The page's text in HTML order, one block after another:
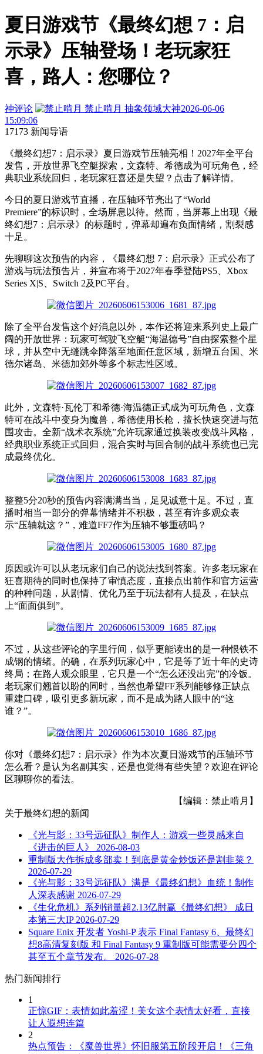
夏日游戏节《最终幻想 7：启
示录》压轴登场！老玩家狂
喜，路人：您哪位？
神评论 禁止啃月 抽象领域大神2026-06-06
15:09:06
17173 新闻导语
《最终幻想7：启示录》夏日游戏节压轴亮相！2027年全平台
发售，开放世界飞空艇探索，文森特、希德成为可玩角色，经
典职业系统回归，老玩家狂喜还是失望？点击了解详情。
今日的夏日游戏节直播，在压轴环节亮出了“World
Premiere”的标识时，全场屏息 以待。然而，当屏幕上出现《最
终幻想7：启示录》的标题时，弹幕却遍布负面情绪，割裂感
十足。
先聊聊这次预告的内容，《最终幻想 7：启示录》正式公布了
游戏与玩法预告片，并宣布将于2027年春季登陆PS5、Xbox
Series X|S、Switch 2及PC平台。
除了全平台发售这个好消息以外，本作还将迎来系列史上最广
阔的开放世界：玩家可驾驶飞空艇“海温德号”自由探索整个星
球，并从空中无缝跳伞降落至地面任意区域，新增五台国、米
德尔诸岛、米德加郊外等多个标志性区域。
此外，文森特·瓦伦丁和希德·海温德正式成为可玩角色，文森
特可在战斗中变身为魔兽，希德使用长枪，擅长快速突进与范
围攻击。全新“战术衣系统”允许玩家通过换装改变战斗风格，
经典职业系统正式回归，混合实时与回合制的战斗系统也已完
成最终优化。
整整5分20秒的预告内容满满当当，足见诚意十足。不过，直
播时相当一部分的弹幕情绪并不积极，甚至有许多观众表
示“压轴就这？”，难道FF7作为压轴不够重磅吗？
原因或许可以从老玩家们自己的说法找到答案。许多老玩家在
狂喜期待的同时也保持了审慎态度，直接点出前作和官方运营
的种种问题，从剧情、优化乃至于玩法都有人提及，在缺点
上“面面俱到”。
不过，从这些评论的字里行间，似乎更能读出的是一种恨铁不
成钢的情绪。的确，在系列玩家心中，它是等了近十年的史诗
终局；在路人观众眼里，它只是一个“怎么还没出完”的冷饭。
老玩家们翘首以盼的同时，当然也希望FF系列能够修正缺点
重建口碑，吸引更多新玩家，而不是成为路人眼中的“这
谁？”。
你对《最终幻想7：启示录》作为本次夏日游戏节的压轴环节
怎么看？是认为名副其实，还是也觉得有些失望？欢迎在评论
区聊聊你的看法。
【编辑：禁止啃月】
关于最终幻想的新闻
《光与影：33号远征队》制作人：游戏一些灵感来自
《进击的巨人》
2026-08-03
重制版大作拆成多部卖！到底是黄金炒饭还是割韭菜？
2026-07-29
《光与影：33号远征队》满是《最终幻想》血统！制作
人深表感谢 2026-07-29
《生化危机》系列销量超2.13亿肘赢《最终幻想》 成日
本第三大IP 2026-07-29
Square Enix 开发者 Yoshi-P 表示 Final Fantasy 6、最终幻
想8高清复刻版 和 Final Fantasy 9 重制版可能需要分四个
甚至五个章节发布。
2026-07-28
热门新闻排行
1
正惊GIF：表情如此羞涩！美女这个表情太好看，直接
让人遐想连篇
2
热点预告：《魔兽世界》怀旧服第五阶段开启！《三角